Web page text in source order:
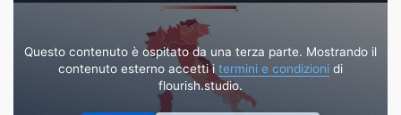
Questo contenuto è ospitato da una terza parte. Mostrando il
contenuto esterno accetti i termini e condizioni di
flourish.studio.